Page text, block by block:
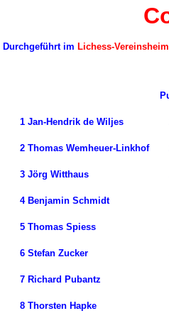
Durchgeführt im Lichess-Vereinsheim
1 Jan-Hendrik de Wiljes
2 Thomas Wemheuer-Linkhof
3 Jörg Witthaus
4 Benjamin Schmidt
5 Thomas Spiess
6 Stefan Zucker
7 Richard Pubantz
8 Thorsten Hapke